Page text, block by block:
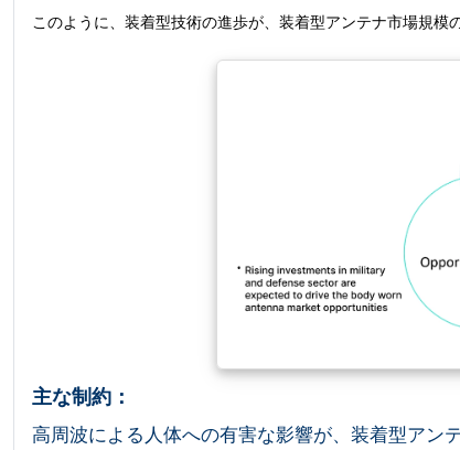
このように、装着型技術の進歩が、装着型アンテナ市場規模
主な制約：
高周波による人体への有害な影響が、装着型アン